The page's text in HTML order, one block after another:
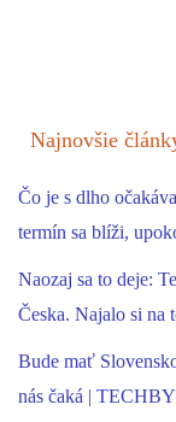
Najnovšie
Čo je s dlho
termín sa blíži,
Naozaj sa to deje:
Česka. Najalo si na
Bude mať
nás čaká |